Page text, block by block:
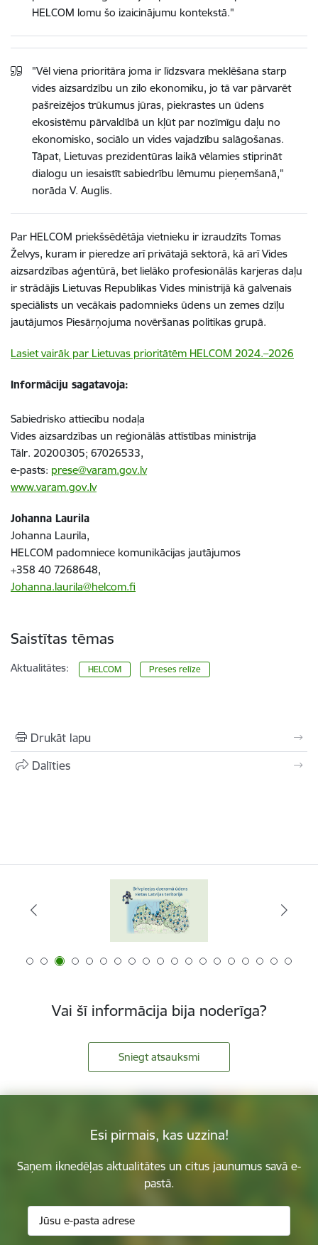
HELCOM lomu šo izaicinājumu kontekstā."
"Vēl viena prioritāra joma ir līdzsvara meklēšana starp
vides aizsardzību un zilo ekonomiku, jo tā var pārvarēt
pašreizējos trūkumus jūras, piekrastes un ūdens
ekosistēmu pārvaldībā un kļūt par nozīmīgu daļu no
ekonomisko, sociālo un vides vajadzību salāgošanas.
Tāpat, Lietuvas prezidentūras laikā vēlamies stiprināt
dialogu un iesaistīt sabiedrību lēmumu pieņemšanā,"
norāda V. Auglis.
Par HELCOM priekšsēdētāja vietnieku ir izraudzīts Tomas
Želvys, kuram ir pieredze arī privātajā sektorā, kā arī Vides
aizsardzības aģentūrā, bet lielāko profesionālās karjeras daļu
ir strādājis Lietuvas Republikas Vides ministrijā kā galvenais
speciālists un vecākais padomnieks ūdens un zemes dzīļu
jautājumos Piesārņojuma novēršanas politikas grupā.
Lasiet vairāk par Lietuvas prioritātēm HELCOM 2024.–2026
Informāciju sagatavoja:
Sabiedrisko attiecību nodaļa
Vides aizsardzības un reģionālās attīstības ministrija
Tālr. 20200305; 67026533,
e-pasts: prese@varam.gov.lv
www.varam.gov.lv
Johanna Laurila
Johanna Laurila,
HELCOM padomniece komunikācijas jautājumos
+358 40 7268648,
Johanna.laurila@helcom.fi
Saistītas tēmas
Aktualitātes: HELCOM Preses relīze
Drukāt lapu
Dalīties
Vai šī informācija bija noderīga?
Sniegt atsauksmi
Esi pirmais, kas uzzina!
Saņem iknedēļas aktualitātes un citus jaunumus savā e-
pastā.